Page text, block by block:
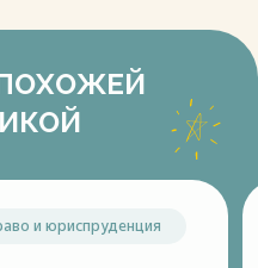
и юриспруденция